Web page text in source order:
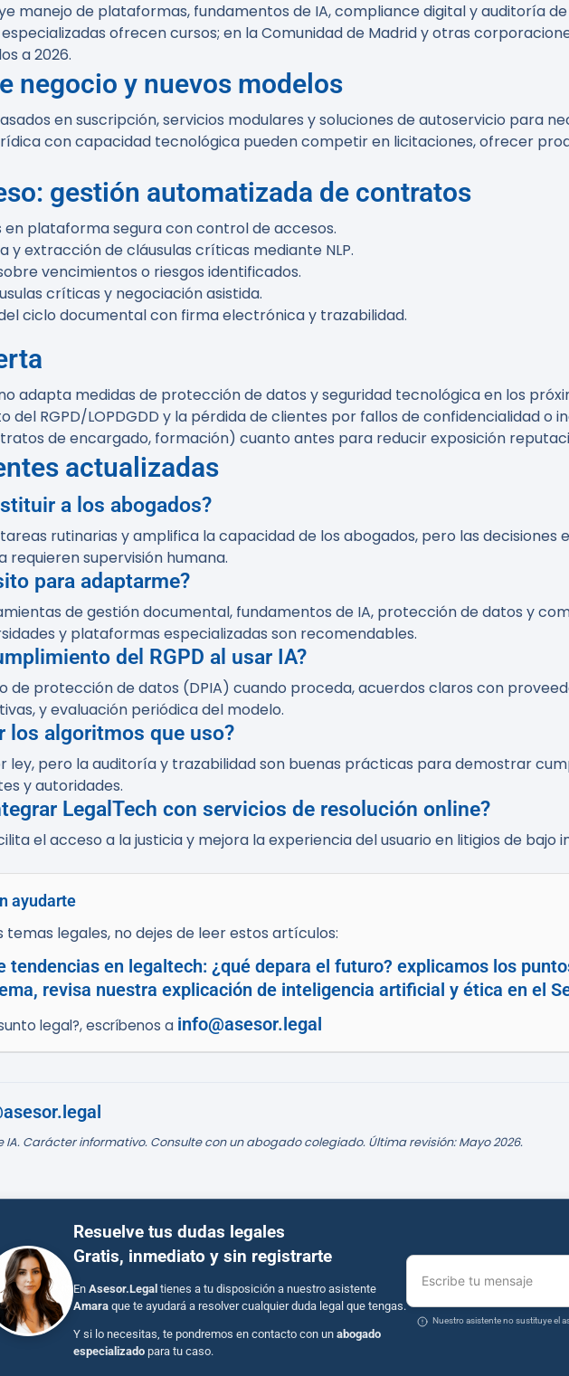
manejo de plataformas, fundamentos de IA, compliance digital y auditoría
ofrecen cursos; en la Comunidad de Madrid y otras
a 2026.
negocio y nuevos modelos
en suscripción, servicios modulares y soluciones de autoservicio para
con capacidad tecnológica pueden competir en licitaciones, ofrecer
gestión automatizada de contratos
plataforma segura con control de accesos.
y extracción de cláusulas críticas mediante NLP.
vencimientos o riesgos identificados.
críticas y negociación asistida.
ciclo documental con firma electrónica y trazabilidad.
adapta medidas de protección de datos y seguridad tecnológica en los
del RGPD/LOPDGDD y la pérdida de clientes por fallos de confidencialidad o
de encargado, formación) cuanto antes para reducir exposición
actualizadas
a los abogados?
rutinarias y amplifica la capacidad de los abogados, pero las
supervisión humana.
para adaptarme?
de gestión documental, fundamentos de IA, protección de datos y
y plataformas especializadas son recomendables.
del RGPD al usar IA?
de protección de datos (DPIA) cuando proceda, acuerdos claros con
y evaluación periódica del modelo.
los algoritmos que uso?
ley, pero la auditoría y trazabilidad son buenas prácticas para demostrar
y autoridades.
LegalTech con servicios de resolución online?
el acceso a la justicia y mejora la experiencia del usuario en litigios de
ayudarte
temas legales, no dejes de leer estos artículos:
tendencias en legaltech: ¿qué depara el futuro? explicamos los
revisa nuestra explicación de inteligencia artificial y ética en el
legal?, escríbenos a info@asesor.legal
Carácter informativo. Consulte con un abogado colegiado. Última revisión: Mayo 2026.
Resuelve tus dudas legales
Gratis, inmediato y sin registrarte
En Asesor.Legal tienes a tu disposición a nuestro asistente
Amara que te ayudará a resolver cualquier duda legal que tengas.
Y si lo necesitas, te pondremos en contacto con un abogado
especializado para tu caso.
Escribe tu mensaje
Nuestro asistente no sustituye el